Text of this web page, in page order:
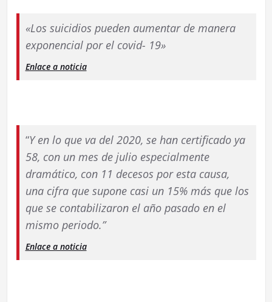
«Los suicidios pueden aumentar de manera
exponencial por el covid- 19»
Enlace a noticia
“Y en lo que va del 2020, se han certificado ya
58, con un mes de julio especialmente
dramático, con 11 decesos por esta causa,
una cifra que supone casi un 15% más que los
que se contabilizaron el año pasado en el
mismo periodo.”
Enlace a noticia